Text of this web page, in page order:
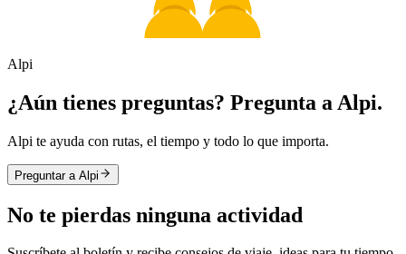
Alpi
¿Aún tienes preguntas? Pregunta a Alpi.
Alpi te ayuda con rutas, el tiempo y todo lo que importa.
Preguntar a Alpi
No te pierdas ninguna actividad